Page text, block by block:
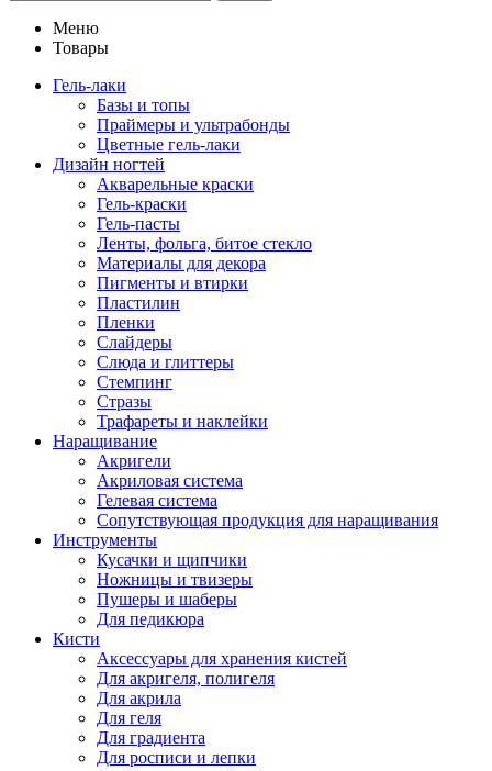
Меню
Товары
Гель-лаки
Базы и топы
Праймеры и ультрабонды
Цветные гель-лаки
Дизайн ногтей
Акварельные краски
Гель-краски
Гель-пасты
Ленты, фольга, битое стекло
Материалы для декора
Пигменты и втирки
Пластилин
Пленки
Слайдеры
Слюда и глиттеры
Стемпинг
Стразы
Трафареты и наклейки
Наращивание
Акригели
Акриловая система
Гелевая система
Сопутствующая продукция для наращивания
Инструменты
Кусачки и щипчики
Ножницы и твизеры
Пушеры и шаберы
Для педикюра
Кисти
Аксессуары для хранения кистей
Для акригеля, полигеля
Для акрила
Для геля
Для градиента
Для росписи и лепки